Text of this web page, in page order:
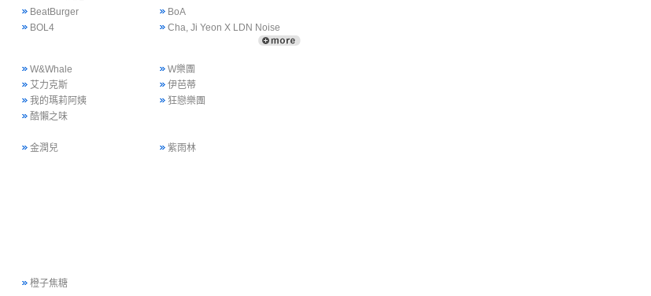
BeatBurger
BoA
BOL4 Cha, Ji Yeon X LDN Noise
W&Whale
W樂團
艾力克斯
伊芭蒂
我的瑪莉阿姨
狂戀樂團
酷懶之味
金潤兒
紫雨林
橙子焦糖